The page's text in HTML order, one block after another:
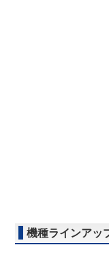
機種ラインアッ